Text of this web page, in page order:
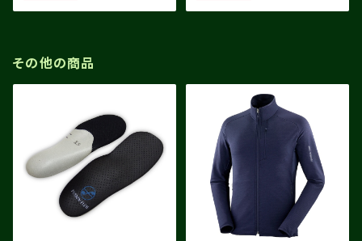
その他の商品